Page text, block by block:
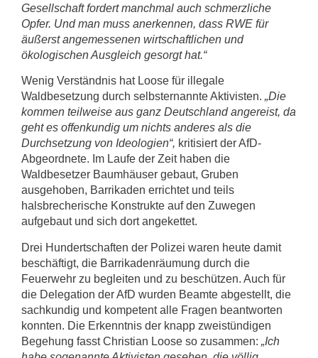
Gesellschaft fordert manchmal auch schmerzliche
Opfer. Und man muss anerkennen, dass RWE für
äußerst angemessenen wirtschaftlichen und
ökologischen Ausgleich gesorgt hat.“
Wenig Verständnis hat Loose für illegale
Waldbesetzung durch selbsternannte Aktivisten. „Die
kommen teilweise aus ganz Deutschland angereist, da
geht es offenkundig um nichts anderes als die
Durchsetzung von Ideologien“, kritisiert der AfD-
Abgeordnete. Im Laufe der Zeit haben die
Waldbesetzer Baumhäuser gebaut, Gruben
ausgehoben, Barrikaden errichtet und teils
halsbrecherische Konstrukte auf den Zuwegen
aufgebaut und sich dort angekettet.
Drei Hundertschaften der Polizei waren heute damit
beschäftigt, die Barrikadenräumung durch die
Feuerwehr zu begleiten und zu beschützen. Auch für
die Delegation der AfD wurden Beamte abgestellt, die
sachkundig und kompetent alle Fragen beantworten
konnten. Die Erkenntnis der knapp zweistündigen
Begehung fasst Christian Loose so zusammen: „Ich